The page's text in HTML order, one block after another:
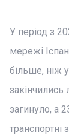
У період з
мережі
більше, ніж
загинуло, а
транспортні